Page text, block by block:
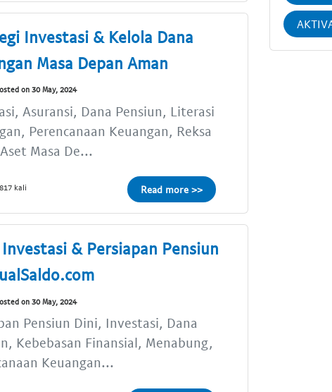
Investasi & Kelola Dana
Masa Depan Aman
on 30 May, 2024
Asuransi, Dana Pensiun, Literasi
Perencanaan Keuangan, Reksa
Masa De...
kali Read more >>
Investasi & Persiapan Pensiun
on 30 May, 2024
Pensiun Dini, Investasi, Dana
Kebebasan Finansial, Menabung,
Keuangan...